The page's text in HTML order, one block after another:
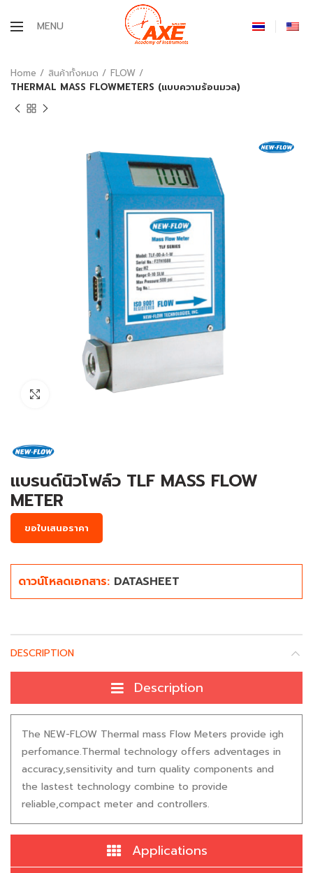
MENU
Home สินค้าทั้งหมด
FLOW
THERMAL MASS FLOWMETERS (แบบความร้อนมวล)
Click to enlarge
แบรนด์นิวโฟล์ว TLF MASS FLOW
METER
ขอใบเสนอราคา
ดาวน์โหลดเอกสาร: DATASHEET
DESCRIPTION
Description
The NEW-FLOW Thermal mass Flow Meters provide igh
perfomance.Thermal technology offers adventages in
accuracy,sensitivity and turn quality components and
the lastest technology combine to provide
reliable,compact meter and controllers.
Applications